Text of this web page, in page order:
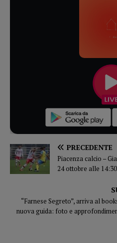
PRECEDENTE
Piacenza calcio –
24 ottobre alle 14:30
“Farnese Segreto”, arriva al
nuova guida: foto e